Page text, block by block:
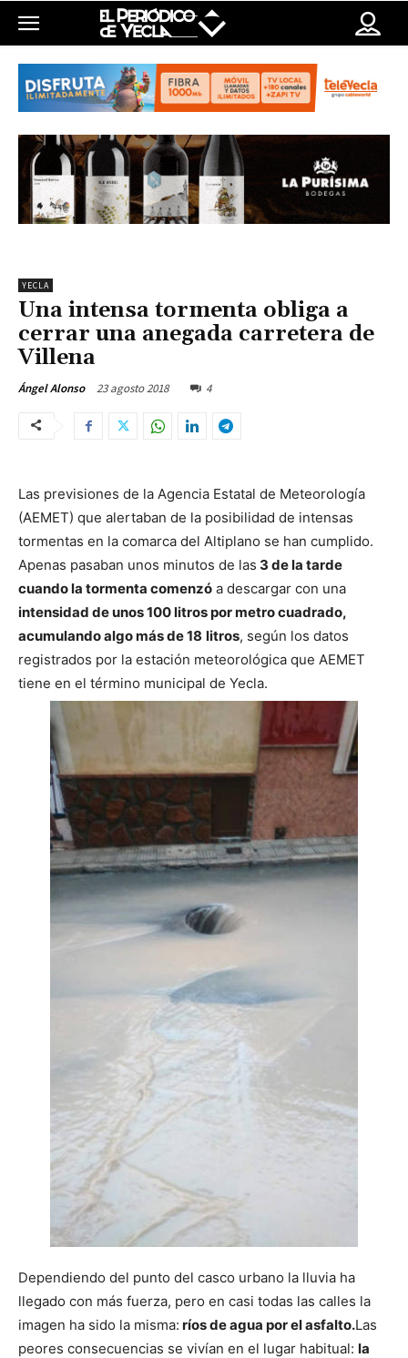
YECLA
Una intensa tormenta obliga a
cerrar una anegada carretera de
Villena
Ángel Alonso 23 agosto 2018 4
Las previsiones de la Agencia Estatal de Meteorología
(AEMET) que alertaban de la posibilidad de intensas
tormentas en la comarca del Altiplano se han cumplido.
Apenas pasaban unos minutos de las 3 de la tarde
cuando la tormenta comenzó a descargar con una
intensidad de unos 100 litros por metro cuadrado,
acumulando algo más de 18 litros, según los datos
registrados por la estación meteorológica que AEMET
tiene en el término municipal de Yecla.
Dependiendo del punto del casco urbano la lluvia ha
llegado con más fuerza, pero en casi todas las calles la
imagen ha sido la misma: ríos de agua por el asfalto.Las
peores consecuencias se vivían en el lugar habitual: la